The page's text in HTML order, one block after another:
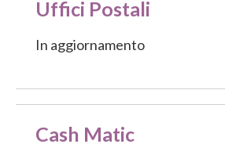
Uffici Postali
In aggiornamento
Cash Matic